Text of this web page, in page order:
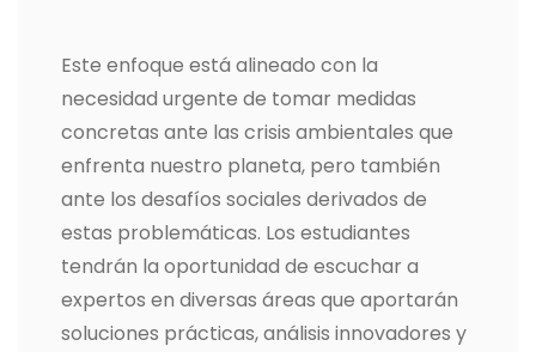
Este enfoque está alineado con la
necesidad urgente de tomar medidas
concretas ante las crisis ambientales que
enfrenta nuestro planeta, pero también
ante los desafíos sociales derivados de
estas problemáticas. Los estudiantes
tendrán la oportunidad de escuchar a
expertos en diversas áreas que aportarán
soluciones prácticas, análisis innovadores y